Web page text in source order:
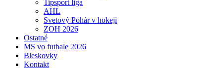
Tipsport liga
AHL
Svetový Pohár v hokeji
ZOH 2026
Ostatné
MS vo futbale 2026
Bleskovky
Kontakt